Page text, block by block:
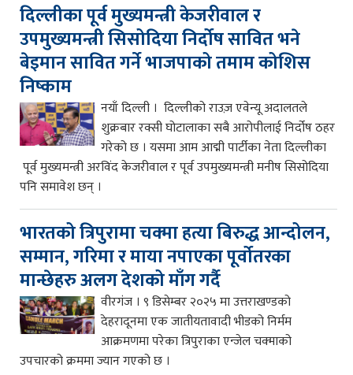
दिल्लीका पूर्व मुख्यमन्त्री केजरीवाल र
उपमुख्यमन्त्री सिसोदिया निर्दोष सावित भने
बेइमान सावित गर्ने भाजपाको तमाम कोशिस
निष्काम
नयाँ दिल्ली । दिल्लीको राउज़ एवेन्यू अदालतले
शुक्रबार रक्सी घोटालाका सबै आरोपीलाई निर्दोष ठहर
गरेको छ । यसमा आम आद्मी पार्टीका नेता दिल्लीका
पूर्व मुख्यमन्त्री अरविंद केजरीवाल र पूर्व उपमुख्यमन्त्री मनीष सिसोदिया
पनि समावेश छन् ।
भारतको त्रिपुरामा चक्मा हत्या बिरुद्ध आन्दोलन,
सम्मान, गरिमा र माया नपाएका पूर्वोतरका
मान्छेहरु अलग देशको माँग गर्दै
वीरगंज । ९ डिसेम्बर २०२५ मा उत्तराखण्डको
देहरादूनमा एक जातीयतावादी भीडको निर्मम
आक्रमणमा परेका त्रिपुराका एन्जेल चक्माको
उपचारको क्रममा ज्यान गएको छ ।